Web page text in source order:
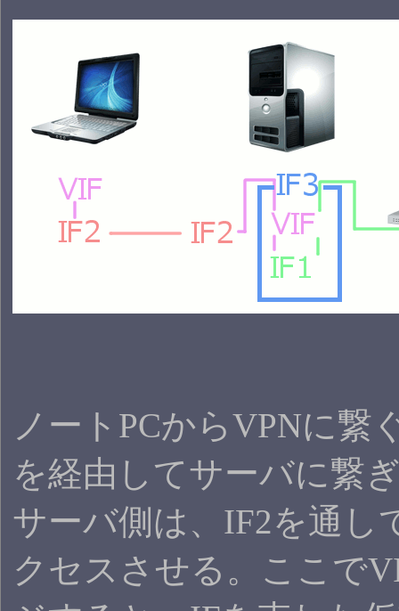
ノートPCからVPNに繋
を経由してサーバに繋
サーバ側は、IF2を通し
クセスさせる。ここで